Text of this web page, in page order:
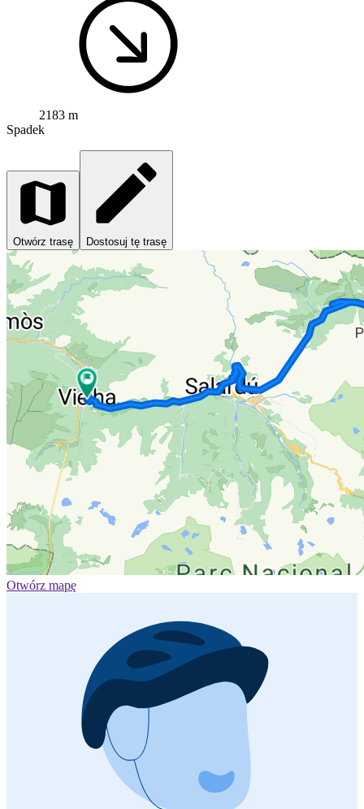
2183 m
Spadek
Otwórz trasę Dostosuj tę trasę
Otwórz mapę